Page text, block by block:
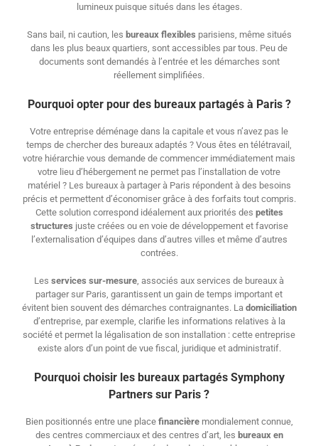
lumineux puisque situés dans les étages.
Sans bail, ni caution, les bureaux flexibles parisiens, même situés
dans les plus beaux quartiers, sont accessibles par tous. Peu de
documents sont demandés à l’entrée et les démarches sont
réellement simplifiées.
Pourquoi opter pour des bureaux partagés à Paris ?
Votre entreprise déménage dans la capitale et vous n’avez pas le
temps de chercher des bureaux adaptés ? Vous êtes en télétravail,
votre hiérarchie vous demande de commencer immédiatement mais
votre lieu d’hébergement ne permet pas l’installation de votre
matériel ? Les bureaux à partager à Paris répondent à des besoins
précis et permettent d’économiser grâce à des forfaits tout compris.
Cette solution correspond idéalement aux priorités des petites
structures juste créées ou en voie de développement et favorise
l’externalisation d’équipes dans d’autres villes et même d’autres
contrées.
Les services sur-mesure, associés aux services de bureaux à
partager sur Paris, garantissent un gain de temps important et
évitent bien souvent des démarches contraignantes. La domiciliation
d’entreprise, par exemple, clarifie les informations relatives à la
société et permet la légalisation de son installation : cette entreprise
existe alors d’un point de vue fiscal, juridique et administratif.
Pourquoi choisir les bureaux partagés Symphony
Partners sur Paris ?
Bien positionnés entre une place financièremondialement connue,
des centres commerciaux et des centres d’art, les bureaux en